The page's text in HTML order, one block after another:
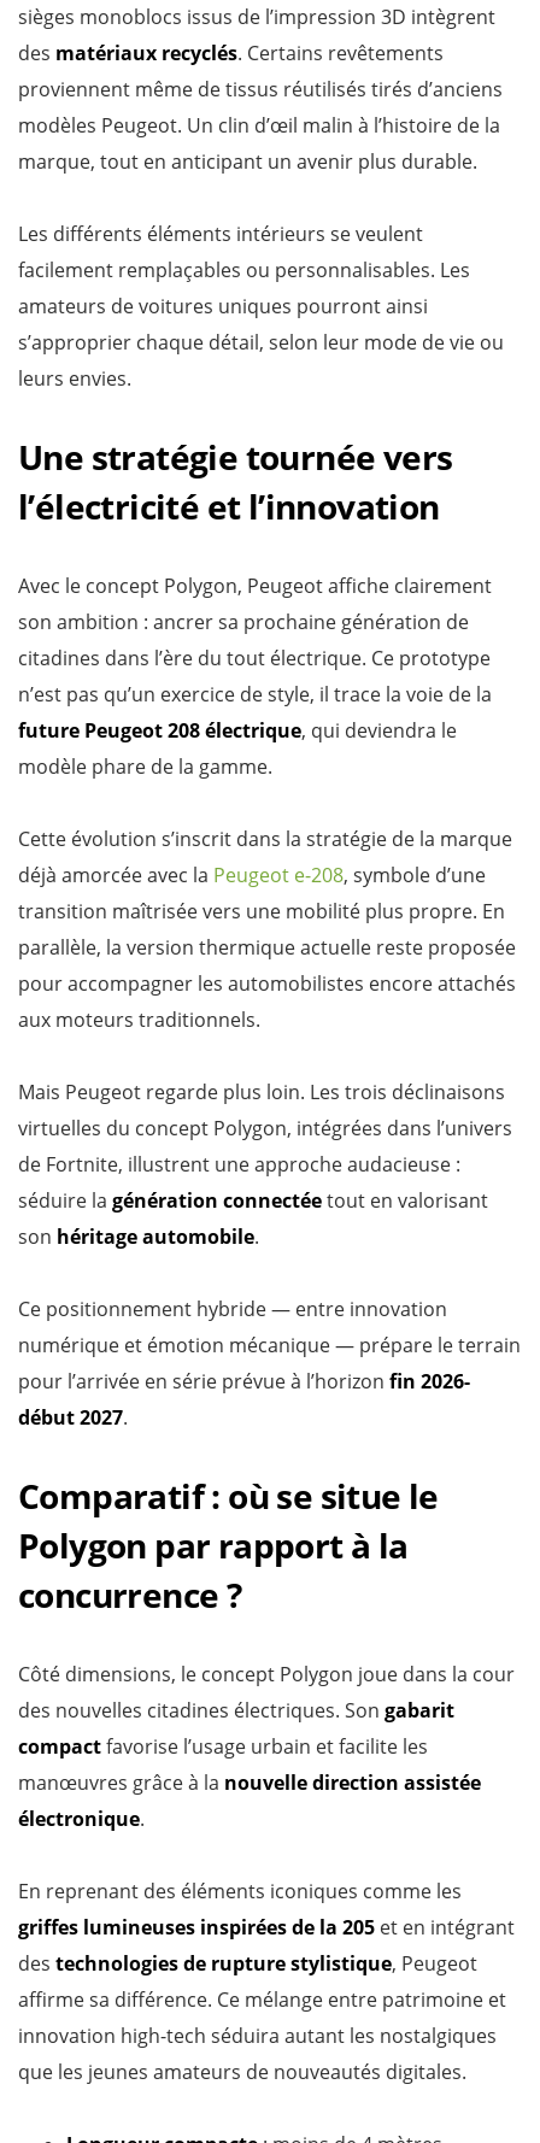
sièges monoblocs issus de l’impression 3D intègrent
des matériaux recyclés. Certains revêtements
proviennent même de tissus réutilisés tirés d’anciens
modèles Peugeot. Un clin d’œil malin à l’histoire de la
marque, tout en anticipant un avenir plus durable.
Les différents éléments intérieurs se veulent
facilement remplaçables ou personnalisables. Les
amateurs de voitures uniques pourront ainsi
s’approprier chaque détail, selon leur mode de vie ou
leurs envies.
Une stratégie tournée vers
l’électricité et l’innovation
Avec le concept Polygon, Peugeot affiche clairement
son ambition : ancrer sa prochaine génération de
citadines dans l’ère du tout électrique. Ce prototype
n’est pas qu’un exercice de style, il trace la voie de la
future Peugeot 208 électrique, qui deviendra le
modèle phare de la gamme.
Cette évolution s’inscrit dans la stratégie de la marque
déjà amorcée avec la Peugeot e-208, symbole d’une
transition maîtrisée vers une mobilité plus propre. En
parallèle, la version thermique actuelle reste proposée
pour accompagner les automobilistes encore attachés
aux moteurs traditionnels.
Mais Peugeot regarde plus loin. Les trois déclinaisons
virtuelles du concept Polygon, intégrées dans l’univers
de Fortnite, illustrent une approche audacieuse :
séduire la génération connectéetout en valorisant
son héritage automobile.
Ce positionnement hybride — entre innovation
numérique et émotion mécanique — prépare le terrain
pour l’arrivée en série prévue à l’horizon fin 2026-
début 2027.
Comparatif : où se situe le
Polygon par rapport à la
concurrence ?
Côté dimensions, le concept Polygon joue dans la cour
des nouvelles citadines électriques. Son gabarit
compactfavorise l’usage urbain et facilite les
manœuvres grâce à la nouvelle direction assistée
électronique.
En reprenant des éléments iconiques comme les
griffes lumineuses inspirées de la 205 et en intégrant
des technologies de rupture stylistique, Peugeot
affirme sa différence. Ce mélange entre patrimoine et
innovation high-tech séduira autant les nostalgiques
que les jeunes amateurs de nouveautés digitales.